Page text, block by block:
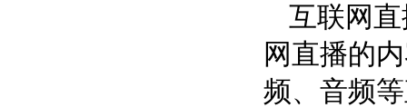
互联网
网直播的
频、音频